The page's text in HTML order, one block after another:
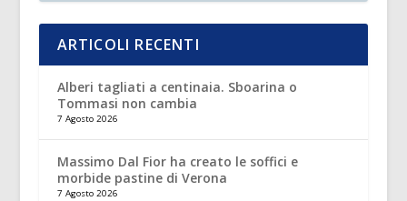
ARTICOLI RECENTI
Alberi tagliati a centinaia. Sboarina o
Tommasi non cambia
7 Agosto 2026
Massimo Dal Fior ha creato le soffici e
morbide pastine di Verona
7 Agosto 2026